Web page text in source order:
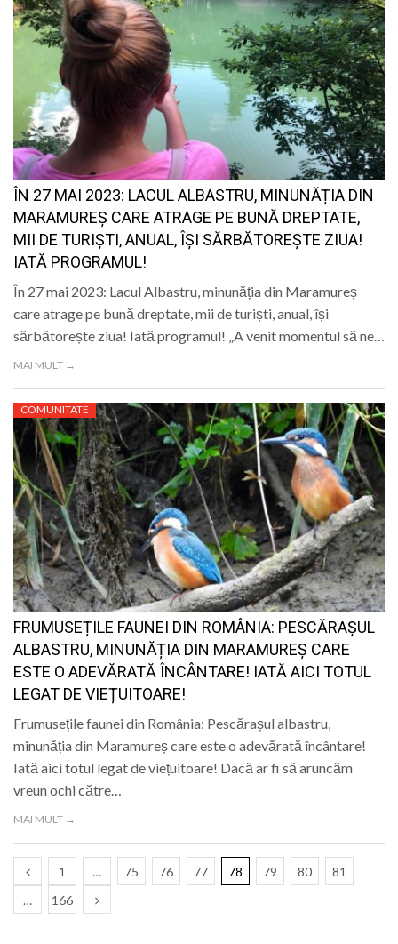
ÎN 27 MAI 2023: LACUL ALBASTRU, MINUNĂȚIA DIN
MARAMUREȘ CARE ATRAGE PE BUNĂ DREPTATE,
MII DE TURIȘTI, ANUAL, ÎȘI SĂRBĂTOREȘTE ZIUA!
IATĂ PROGRAMUL!
În 27 mai 2023: Lacul Albastru, minunăția din Maramureș
care atrage pe bună dreptate, mii de turiști, anual, își
sărbătorește ziua! Iată programul! „A venit momentul să ne…
MAI MULT →
COMUNITATE
FRUMUSEȚILE FAUNEI DIN ROMÂNIA: PESCĂRAȘUL
ALBASTRU, MINUNĂȚIA DIN MARAMUREȘ CARE
ESTE O ADEVĂRATĂ ÎNCÂNTARE! IATĂ AICI TOTUL
LEGAT DE VIEȚUITOARE!
Frumusețile faunei din România: Pescărașul albastru,
minunăția din Maramureș care este o adevărată încântare!
Iată aici totul legat de viețuitoare! Dacă ar fi să aruncăm
vreun ochi către…
MAI MULT →
1 … 75 76 77 78 79 80
81
…
166